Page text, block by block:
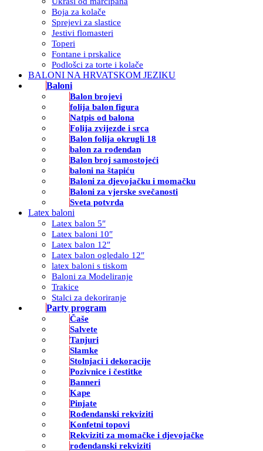
Boja za kolače
Sprejevi za slastice
Jestivi flomasteri
Toperi
Fontane i prskalice
Podlošci za torte i kolače
BALONI NA HRVATSKOM JEZIKU
Baloni
Balon brojevi
folija balon figura
Natpis od balona
Folija zvijezde i srca
Balon folija okrugli 18
balon za rođendan
Balon broj samostojeći
baloni na štapiću
Baloni za djevojačku i momačku
Baloni za vjerske svečanosti
Sveta potvrda
Latex baloni
Latex balon 5″
Latex baloni 10″
Latex balon 12″
Latex balon ogledalo 12″
latex baloni s tiskom
Baloni za Modeliranje
Trakice
Stalci za dekoriranje
Party program
Čaše
Salvete
Tanjuri
Slamke
Stolnjaci i dekoracije
Pozivnice i čestitke
Banneri
Kape
Pinjate
Rođendanski rekviziti
Konfetni topovi
Rekviziti za momačke i djevojačke
rođendanski rekviziti